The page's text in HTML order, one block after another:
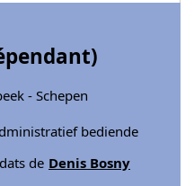
)
- Schepen
bediende
de Denis Bosny